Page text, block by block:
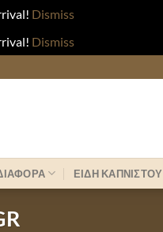
Dismiss
Dismiss
ΕΙΔΗ ΚΑΠΝΙΣΤΟΥ